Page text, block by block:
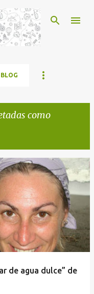
como
de agua dulce” de